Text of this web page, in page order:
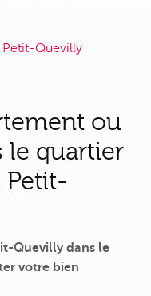
Petit-Quevilly
ou
le quartier
Petit-
Quevilly dans le
votre bien